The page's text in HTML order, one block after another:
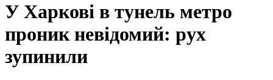
У Харкові в тунель метро
проник невідомий: рух
зупинили